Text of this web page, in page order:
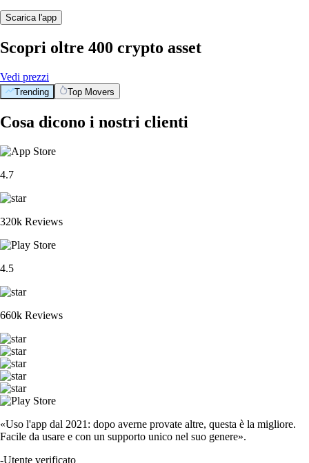
Scarica l'app
Scopri oltre 400 crypto asset
Vedi prezzi
Trending Top Movers
Cosa dicono i nostri clienti
4.7
320k Reviews
4.5
660k Reviews
«Uso l'app dal 2021: dopo averne provate altre, questa è la migliore.
Facile da usare e con un supporto unico nel suo genere».
-Utente verificato